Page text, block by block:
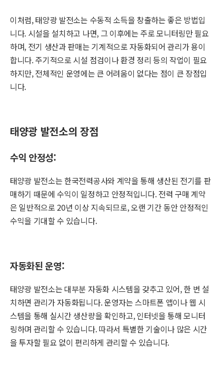
이처럼, 태양광 발전소는 수동적 소득을 창출하는 좋은 방법입
니다. 시설을 설치하고 나면, 그 이후에는 주로 모니터링만 필요
하며, 전기 생산과 판매는 기계적으로 자동화되어 관리가 용이
합니다. 주기적으로 시설 점검이나 환경 정리 등의 작업이 필요
하지만, 전체적인 운영에는 큰 어려움이 없다는 점이 큰 장점입
니다.
태양광 발전소의 장점
수익 안정성:
태양광 발전소는 한국전력공사와 계약을 통해 생산된 전기를 판
매하기 때문에 수익이 일정하고 안정적입니다. 전력 구매 계약
은 일반적으로 20년 이상 지속되므로, 오랜 기간 동안 안정적인
수익을 기대할 수 있습니다.
자동화된 운영:
태양광 발전소는 대부분 자동화 시스템을 갖추고 있어, 한 번 설
치하면 관리가 자동화됩니다. 운영자는 스마트폰 앱이나 웹 시
스템을 통해 실시간 생산량을 확인하고, 인터넷을 통해 모니터
링하며 관리할 수 있습니다. 따라서 특별한 기술이나 많은 시간
을 투자할 필요 없이 편리하게 관리할 수 있습니다.